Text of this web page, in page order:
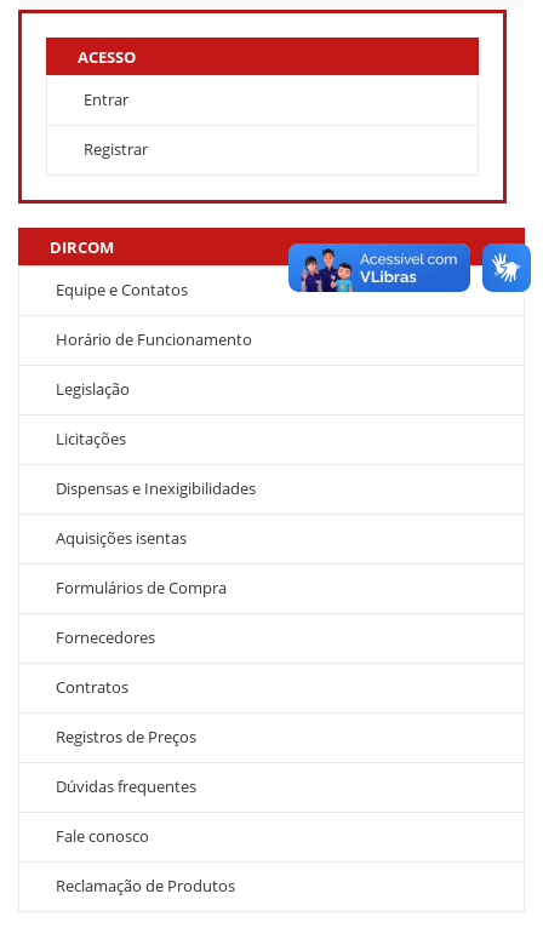
ACESSO
Entrar
Registrar
DIRCOM
Equipe e Contatos
Horário de Funcionamento
Legislação
Licitações
Dispensas e Inexigibilidades
Aquisições isentas
Formulários de Compra
Fornecedores
Contratos
Registros de Preços
Dúvidas frequentes
Fale conosco
Reclamação de Produtos